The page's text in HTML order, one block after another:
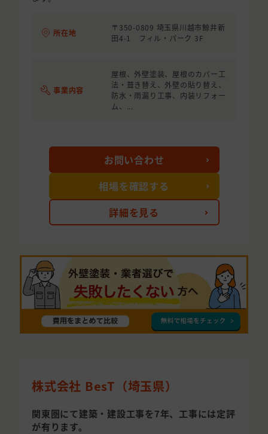
所在地
〒350-0809 埼玉県川越市鯨井新
田4-1 フィル・パーク 3F
事業内容
屋根、外壁塗装、屋根のカバー工
法・葺き替え、外壁の貼り替え、
防水・雨漏り工事、内装リフォー
ム、...
詳細を見る
お問い合わせ
相場を確認する
株式会社 BesT（埼玉県）
関東圏にて建築・建設工事を7年、工事には定評
が有ります。